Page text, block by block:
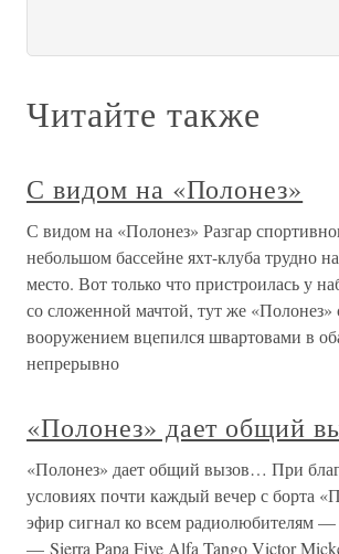
Читайте также
С видом на «Полонез»
С видом на «Полонез» Разгар
небольшом бассейне яхт-клуба трудно
место. Вот только что пристроилась у
со сложенной мачтой, тут же
вооружением вцепился швартовами в
непрерывно
«Полонез» дает общий
«Полонез» дает общий вызов… При
условиях почти каждый вечер с борта
эфир сигнал ко всем радиолюбителям
— Sierra Papa Five Alfa Tango Victor